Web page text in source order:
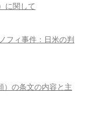
に関して
フィ事件：日米の判
）の条文の内容と主